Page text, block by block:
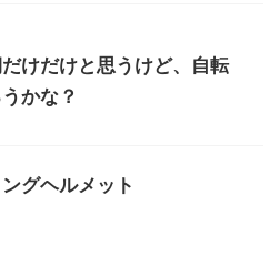
けだけと思うけど、自転
かな？
グヘルメット